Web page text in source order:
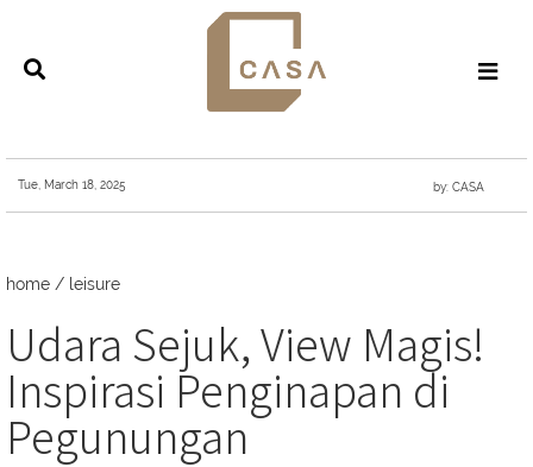
Tue, March 18, 2025 by: CASA
home / leisure
Udara Sejuk, View Magis!
Inspirasi Penginapan di
Pegunungan